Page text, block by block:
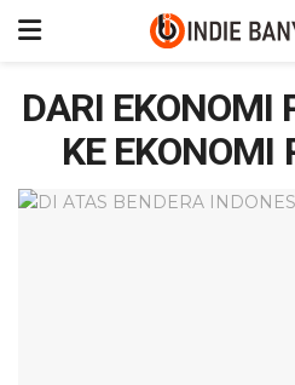
DARI EKONOMI
KE EKONOMI